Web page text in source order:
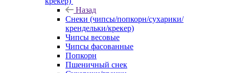
Назад
Снеки (чипсы/попкорн/сухарики/
крендельки/крекер)
Чипсы весовые
Чипсы фасованные
Попкорн
Пшеничный снек